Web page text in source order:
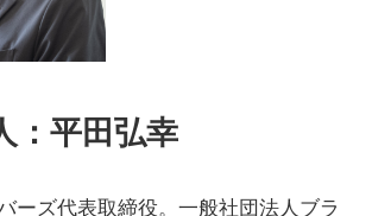
：平田弘幸
ーズ代表取締役。一般社団法人ブラ